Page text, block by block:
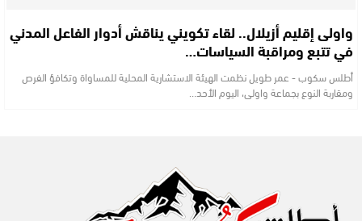
واولى إقليم أزيلال.. لقاء تكويني يناقش أدوار الفاعل المدني
في تتبع ومراقبة السياسات…
أطلس سكوب - عمر طويل نظمت الهيئة الاستشارية المحلية للمساواة وتكافؤ الفرص
ومقاربة النوع بجماعة واولى، اليوم الأحد…